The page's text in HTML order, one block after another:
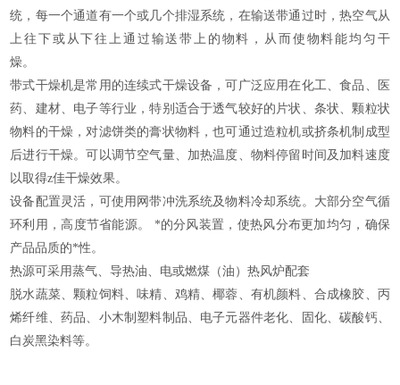
统，每一个通道有一个或几个排湿系统，在输送带通过时，热空气从
上往下或从下往上通过输送带上的物料，从而使物料能均匀干
燥。
带式干燥机是常用的连续式干燥设备，可广泛应用在化工、食品、医
药、建材、电子等行业，特别适合于透气较好的片状、条状、颗粒状
物料的干燥，对滤饼类的膏状物料，也可通过造粒机或挤条机制成型
后进行干燥。可以调节空气量、加热温度、物料停留时间及加料速度
以取得z佳干燥效果。
设备配置灵活，可使用网带冲洗系统及物料冷却系统。大部分空气循
环利用，高度节省能源。 *的分风装置，使热风分布更加均匀，确保
产品品质的*性。
热源可采用蒸气、导热油、电或燃煤（油）热风炉配套
脱水蔬菜、颗粒饲料、味精、鸡精、椰蓉、有机颜料、合成橡胶、丙
烯纤维、药品、小木制塑料制品、电子元器件老化、固化、碳酸钙、
白炭黑染料等。